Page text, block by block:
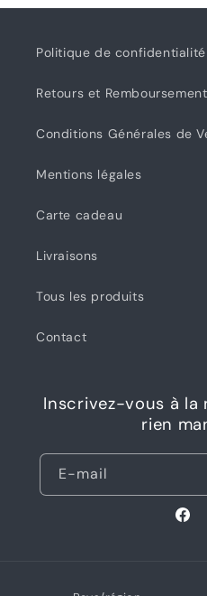
Politique de confidentialité
Retours et
Conditions Générales de
Mentions légales
Carte cadeau
Livraisons
Tous les produits
Contact
Inscrivez-vous à la
rien
E-mail